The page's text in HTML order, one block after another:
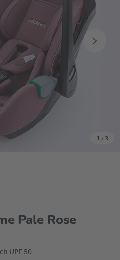
1 / 3
Pale Rose
UPF 50